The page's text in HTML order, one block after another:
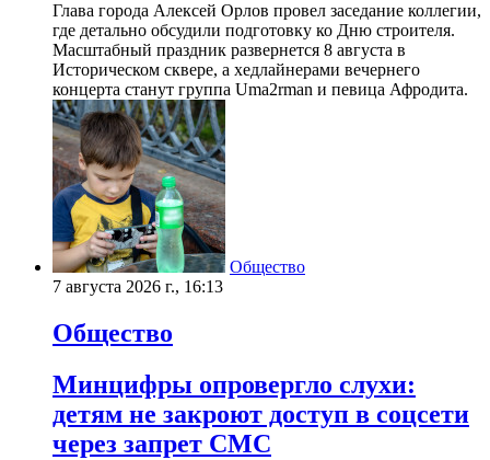
Глава города Алексей Орлов провел заседание коллегии,
где детально обсудили подготовку ко Дню строителя.
Масштабный праздник развернется 8 августа в
Историческом сквере, а хедлайнерами вечернего
концерта станут группа Uma2rman и певица Афродита.
Общество
7 августа 2026 г., 16:13
Общество
Минцифры опровергло слухи:
детям не закроют доступ в соцсети
через запрет СМС